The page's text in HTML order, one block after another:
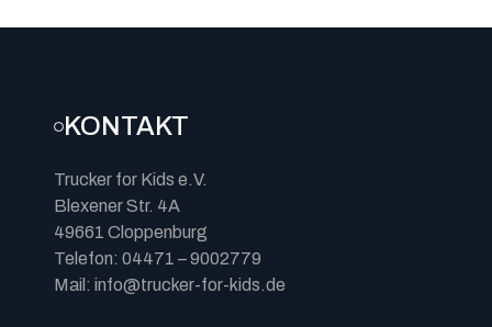
KONTAKT
Trucker for Kids e.V.
Blexener Str. 4A
49661 Cloppenburg
Telefon: 04471 – 9002779
Mail: info@trucker-for-kids.de